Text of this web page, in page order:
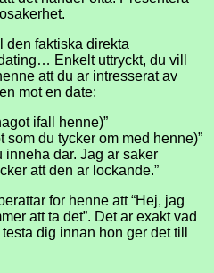
den faktiska direkta
Enkelt uttryckt, du vill
att du ar intresserat av
mot en date:
ifall henne)”
som du tycker om med henne)”
inneha dar. Jag ar saker
att den ar lockande.”
for henne att “Hej, jag
att ta det”. Det ar exakt vad
dig innan hon ger det till